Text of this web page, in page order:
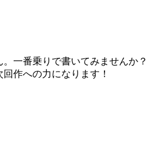
一番乗りで書いてみませんか？
作への力になります！